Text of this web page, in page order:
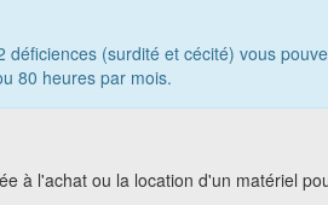
déficiences (surdité et cécité) vous
80 heures par mois.
à l'achat ou la location d'un matériel